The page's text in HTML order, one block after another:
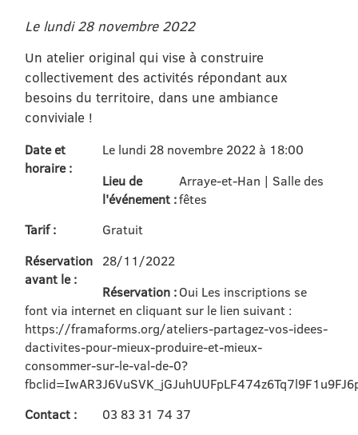
Le lundi 28 novembre 2022
Un atelier original qui vise à construire
collectivement des activités répondant aux
besoins du territoire, dans une ambiance
conviviale !
Date et
horaire :
Le lundi 28 novembre 2022 à 18:00
Lieu de
l'événement :
Arraye-et-Han | Salle des
fêtes
Tarif :
Gratuit
Réservation
avant le :
28/11/2022
Réservation : Oui Les inscriptions se
font via internet en cliquant sur le lien suivant :
https://framaforms.org/ateliers-partagez-vos-idees-
dactivites-pour-mieux-produire-et-mieux-
consommer-sur-le-val-de-0?
Contact :
03 83 31 74 37